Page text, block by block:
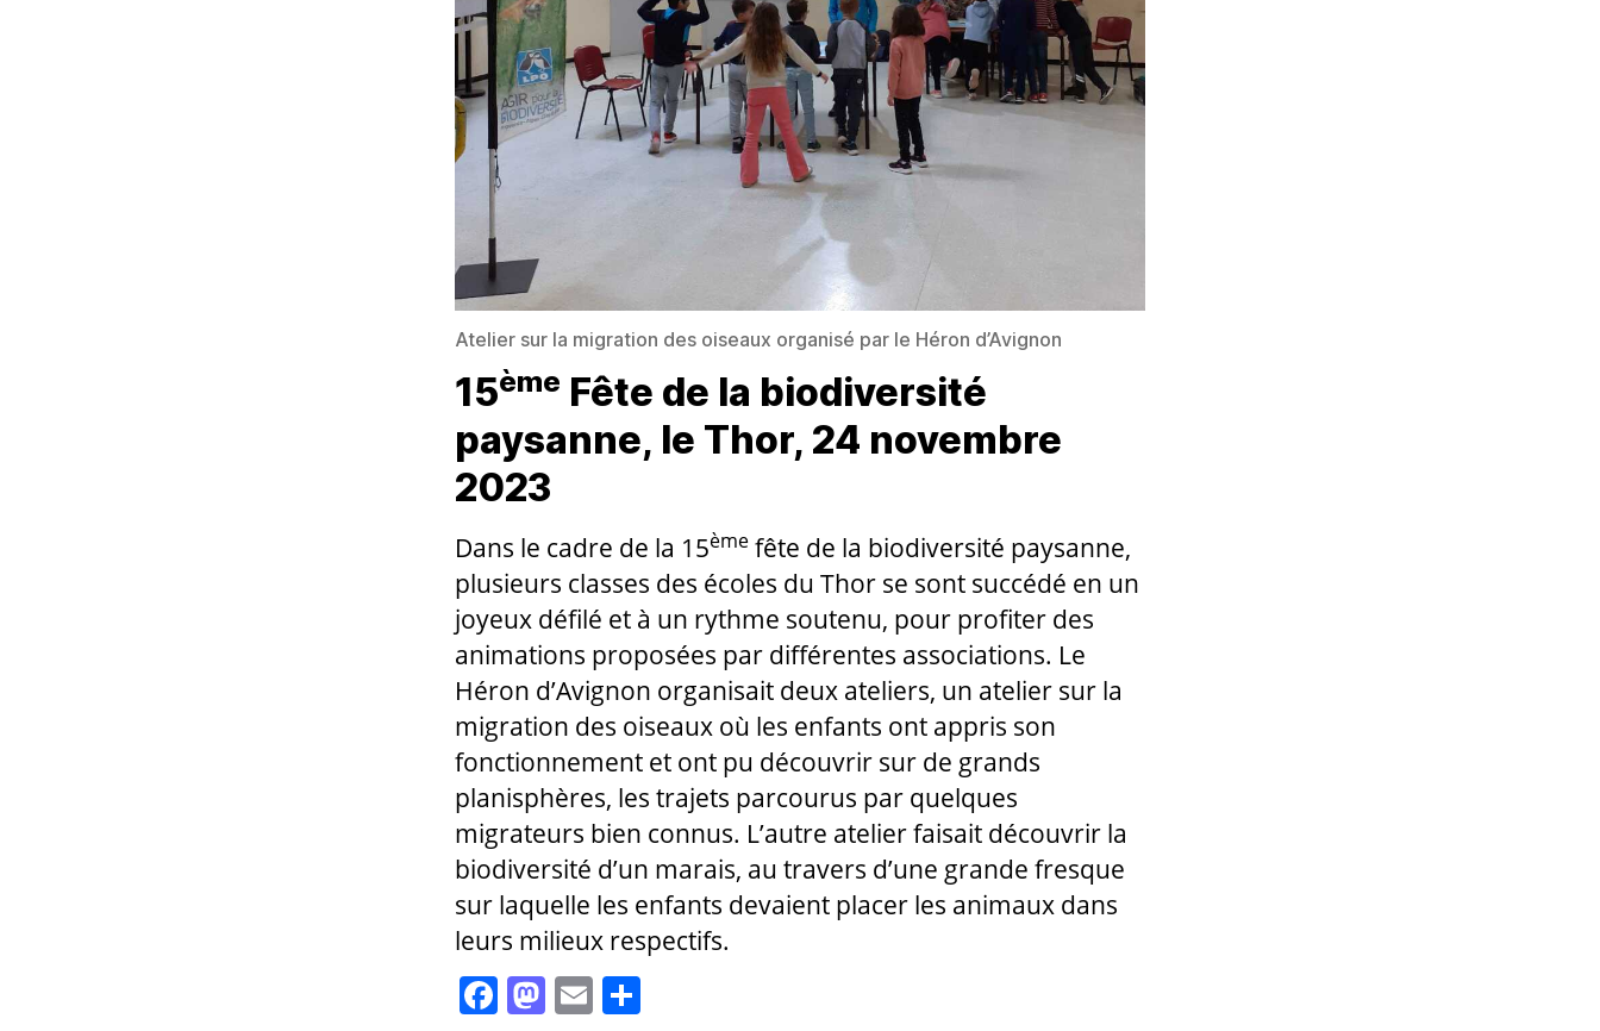
Atelier sur la migration des oiseaux organisé par le Héron d’Avignon
15ème Fête de la biodiversité
paysanne, le Thor, 24 novembre
2023
Dans le cadre de la 15ème fête de la biodiversité paysanne,
plusieurs classes des écoles du Thor se sont succédé en un
joyeux défilé et à un rythme soutenu, pour profiter des
animations proposées par différentes associations. Le
Héron d’Avignon organisait deux ateliers, un atelier sur la
migration des oiseaux où les enfants ont appris son
fonctionnement et ont pu découvrir sur de grands
planisphères, les trajets parcourus par quelques
migrateurs bien connus. L’autre atelier faisait découvrir la
biodiversité d’un marais, au travers d’une grande fresque
sur laquelle les enfants devaient placer les animaux dans
leurs milieux respectifs.
F
M E